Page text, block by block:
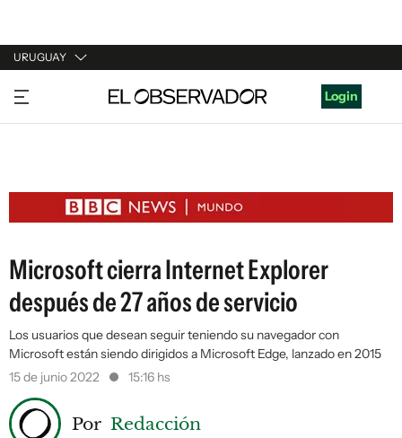
URUGUAY
URUGUAY
ARGENTINA
ESTADOS UNIDOS
Login
Microsoft cierra Internet Explorer
después de 27 años de servicio
Los usuarios que desean seguir teniendo su navegador con
Microsoft están siendo dirigidos a Microsoft Edge, lanzado en 2015
15 de junio 2022
15:16 hs
Por Redacción